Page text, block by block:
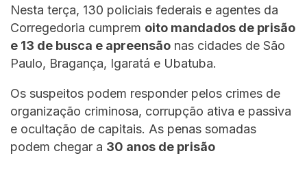
Nesta terça, 130 policiais federais e agentes da
Corregedoria cumprem oito mandados de prisão
e 13 de busca e apreensão nas cidades de São
Paulo, Bragança, Igaratá e Ubatuba.
Os suspeitos podem responder pelos crimes de
organização criminosa, corrupção ativa e passiva
e ocultação de capitais. As penas somadas
podem chegar a 30 anos de prisão